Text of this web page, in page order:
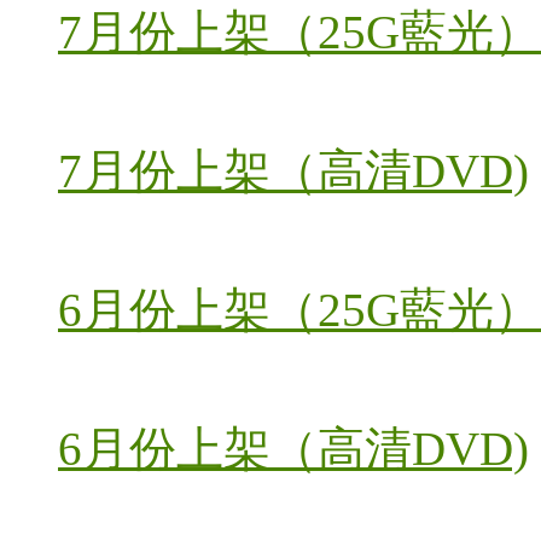
7月份上架（25G藍光）
7月份上架（高清DVD)
6月份上架（25G藍光）
6月份上架（高清DVD)